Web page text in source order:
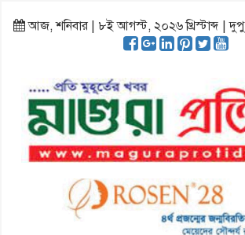
আজ, শনিবার | ৮ই আগস্ট, ২০২৬ খ্রিস্টাব্দ |